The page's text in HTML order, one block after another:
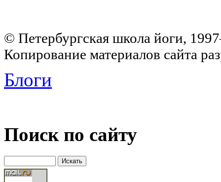
© Петербургская школа йоги,
Копирование материалов сайта
Блоги
Поиск по сайту